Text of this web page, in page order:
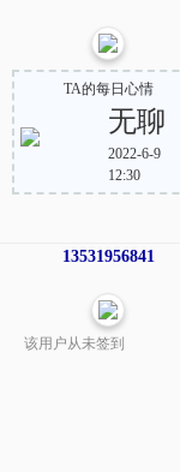
TA的每日心情
无聊
2022-6-9
12:30
13531956841
该用户从未签到